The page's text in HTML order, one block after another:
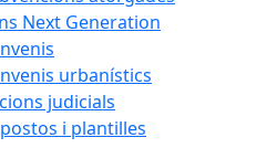
Next Generation
urbanístics
judicials
i plantilles